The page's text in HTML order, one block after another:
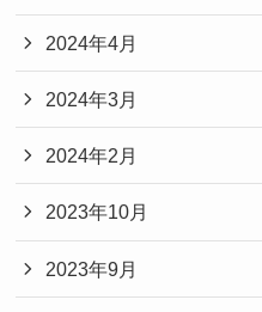
2024年4月
2024年3月
2024年2月
2023年10月
2023年9月